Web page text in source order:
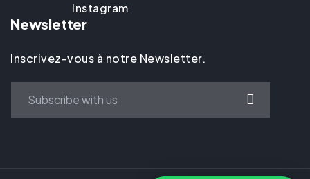
Instagram
Newsletter
Inscrivez-vous à notre Newsletter.